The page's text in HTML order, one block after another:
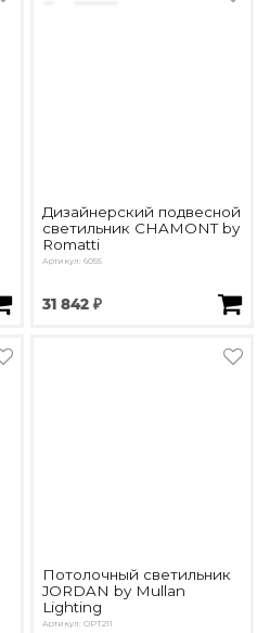
Дизайнерский подвесной
светильник CHAMONT by
Romatti
Артикул: 6055
31 842 ₽
Потолочный светильник
JORDAN by Mullan
Lighting
Артикул: OPT211